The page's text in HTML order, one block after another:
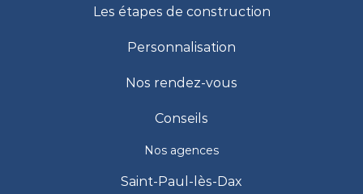
Les étapes de construction
Personnalisation
Nos rendez-vous
Conseils
Nos agences
Saint-Paul-lès-Dax